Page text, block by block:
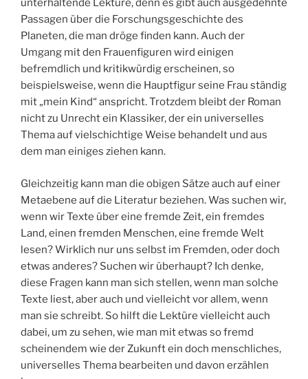
unterhaltende Lektüre, denn es gibt auch ausgedehnte
Passagen über die Forschungsgeschichte des
Planeten, die man dröge finden kann. Auch der
Umgang mit den Frauenfiguren wird einigen
befremdlich und kritikwürdig erscheinen, so
beispielsweise, wenn die Hauptfigur seine Frau ständig
mit „mein Kind“ anspricht. Trotzdem bleibt der Roman
nicht zu Unrecht ein Klassiker, der ein universelles
Thema auf vielschichtige Weise behandelt und aus
dem man einiges ziehen kann.
Gleichzeitig kann man die obigen Sätze auch auf einer
Metaebene auf die Literatur beziehen. Was suchen wir,
wenn wir Texte über eine fremde Zeit, ein fremdes
Land, einen fremden Menschen, eine fremde Welt
lesen? Wirklich nur uns selbst im Fremden, oder doch
etwas anderes? Suchen wir überhaupt? Ich denke,
diese Fragen kann man sich stellen, wenn man solche
Texte liest, aber auch und vielleicht vor allem, wenn
man sie schreibt. So hilft die Lektüre vielleicht auch
dabei, um zu sehen, wie man mit etwas so fremd
scheinendem wie der Zukunft ein doch menschliches,
universelles Thema bearbeiten und davon erzählen